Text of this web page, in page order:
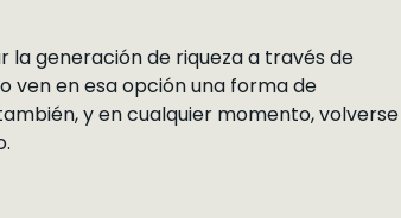
la generación de riqueza a través de
ven en esa opción una forma de
y en cualquier momento, volverse